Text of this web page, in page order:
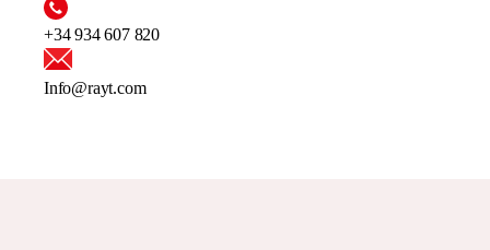
+34 934 607 820
Info@rayt.com